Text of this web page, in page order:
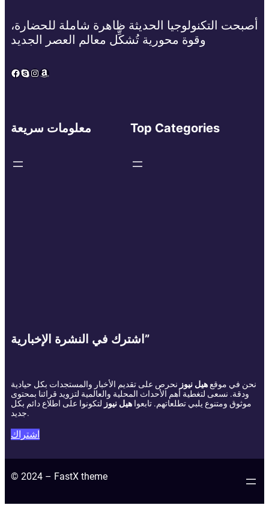
أصبحت التكنولوجيا الحديثة ظاهرة شاملة للحضارة،
وقوة محورية تُشكِّل معالم العصر الجديد
Facebook
Skype
Instagram
Amazon
معلومات سريعة Top Categories
اشترك في النشرة الإخبارية”
نحن في موقعهيل نيوز نحرص على تقديم الأخبار والمستجدات بكل حيادية
ودقة. نسعى لتغطية أهم الأحداث المحلية والعالمية لتزويد قرائنا بمحتوى
موثوق ومتنوع يلبي تطلعاتهم. تابعوا هيل نيوز لتكونوا على اطلاع دائم بكل
جديد.
اشتراك
© 2024 – FastX theme